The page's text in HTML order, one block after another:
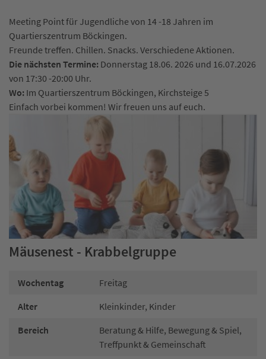
Meeting Point für Jugendliche von 14 -18 Jahren im
Quartierszentrum Böckingen.
Freunde treffen. Chillen. Snacks. Verschiedene Aktionen.
Die nächsten Termine: Donnerstag 18.06. 2026 und 16.07.2026
von 17:30 -20:00 Uhr.
Wo: Im Quartierszentrum Böckingen, Kirchsteige 5
Einfach vorbei kommen! Wir freuen uns auf euch.
Mäusenest - Krabbelgruppe
Wochentag
Freitag
Alter
Kleinkinder, Kinder
Bereich
Beratung & Hilfe, Bewegung & Spiel,
Treffpunkt & Gemeinschaft